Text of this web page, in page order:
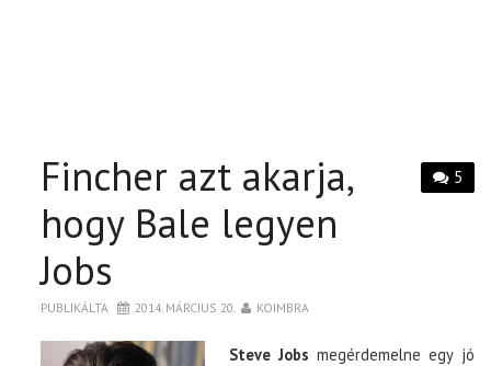
5
Fincher azt akarja,
hogy Bale legyen
Jobs
PUBLIKÁLTA 2014. MÁRCIUS 20. KOIMBRA
Steve Jobs megérdemelne egy jó